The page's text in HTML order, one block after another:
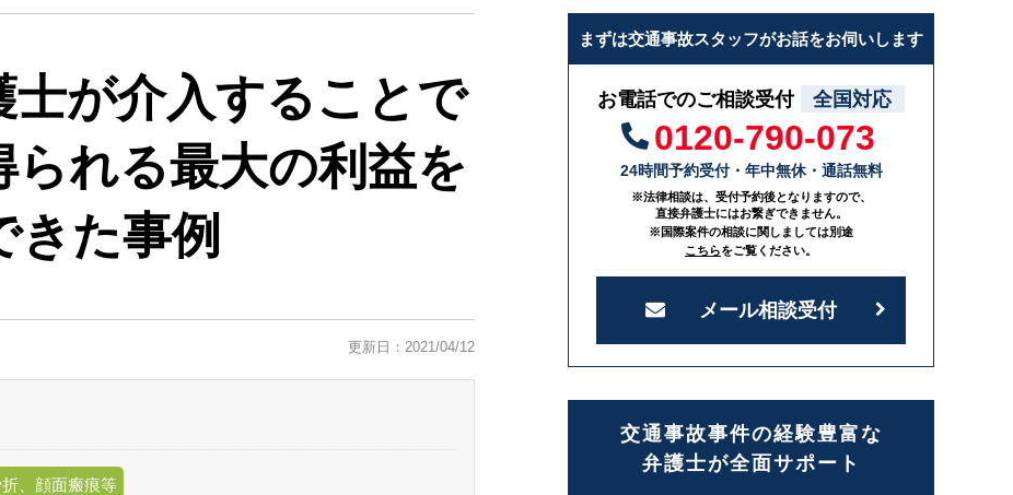
が介入することで
れる最大の利益を
きた事例
更新日：2021/04/12
、顔面瘢痕等
まずは交通事故スタッフがお話をお伺いします
お電話でのご相談受付 全国対応
0120-790-073
24時間予約受付・年中無休・通話無料
※法律相談は、受付予約後となりますので、
直接弁護士にはお繋ぎできません。
※国際案件の相談に関しましては別途
こちらをご覧ください。
メール相談受付
交通事故事件の経験豊富な
弁護士が全面サポート